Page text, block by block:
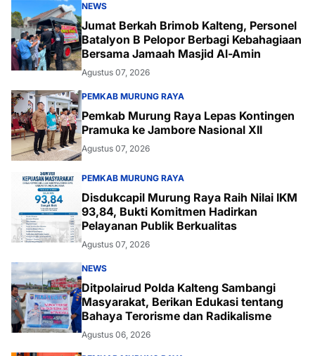
NEWS
Jumat Berkah Brimob Kalteng, Personel
Batalyon B Pelopor Berbagi Kebahagiaan
Bersama Jamaah Masjid Al-Amin
Agustus 07, 2026
PEMKAB MURUNG RAYA
Pemkab Murung Raya Lepas Kontingen
Pramuka ke Jambore Nasional XII
Agustus 07, 2026
PEMKAB MURUNG RAYA
Disdukcapil Murung Raya Raih Nilai IKM
93,84, Bukti Komitmen Hadirkan
Pelayanan Publik Berkualitas
Agustus 07, 2026
NEWS
Ditpolairud Polda Kalteng Sambangi
Masyarakat, Berikan Edukasi tentang
Bahaya Terorisme dan Radikalisme
Agustus 06, 2026